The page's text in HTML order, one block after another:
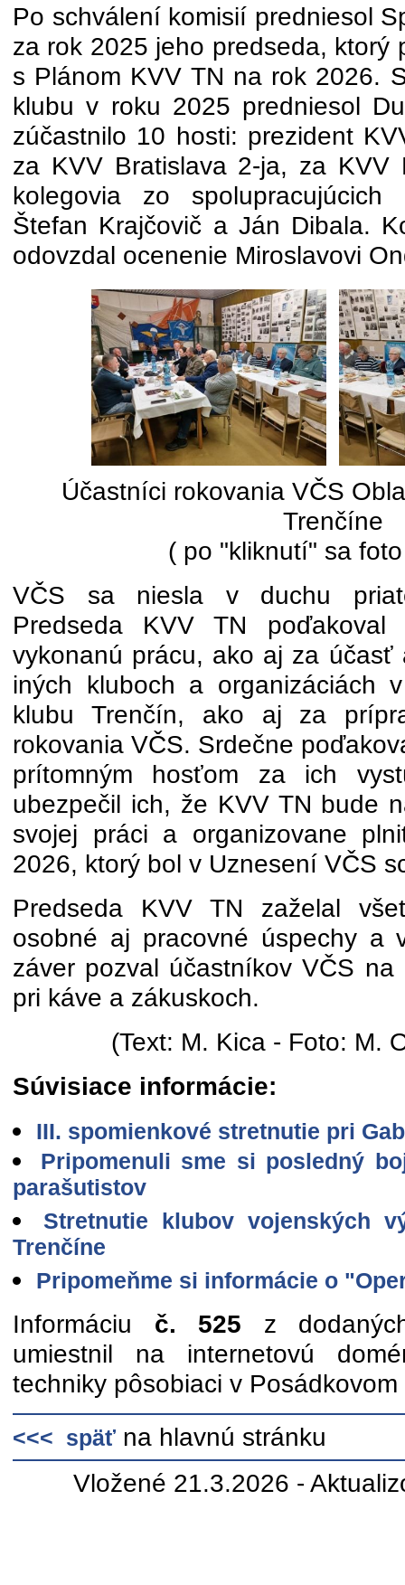
Po schválení komisií predniesol
za rok 2025 jeho predseda, ktorý
s Plánom KVV TN na rok 2026.
klubu v roku 2025 predniesol
zúčastnilo 10 hosti: prezident
za KVV Bratislava 2-ja, za KVV
kolegovia zo
Štefan Krajčovič a Ján Dibala.
odovzdal ocenenie Miroslavovi
Účastníci rokovania VČS
Trenčíne
( po "kliknutí" sa
VČS sa niesla v duchu
Predseda KVV TN poďakoval
vykonanú prácu, ako aj za účasť
iných kluboch a organizáciách
klubu Trenčín, ako aj za
rokovania VČS. Srdečne
prítomným hosťom za ich
ubezpečil ich, že KVV TN bude
svojej práci a organizovane
2026, ktorý bol v Uznesení VČS
Predseda KVV TN zaželal
osobné aj pracovné úspechy a
záver pozval účastníkov VČS na
pri káve a zákuskoch.
(Text: M. Kica - Foto: M.
Súvisiace informácie:
III. spomienkové stretnutie pri
Pripomenuli sme si posledný
parašutistov
Stretnutie klubov vojenských
Trenčíne
Pripomeňme si informácie o
Informáciu č. 525 z
umiestnil na internetovú
techniky pôsobiaci v
<<< späť na hlavnú stránku
Vložené 21.3.2026 -